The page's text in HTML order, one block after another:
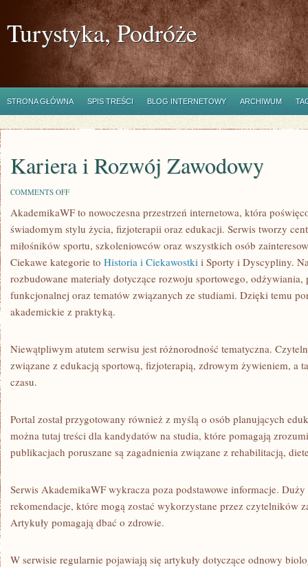
Turystyka, Podróże
STRONA GŁÓWNA SPIS TREŚCI BLOG INTERNETOWY ARCHIWUM
Kariera i Rozwój Zawodowy
COMMENTS OFFON
I
ZAWODOWY
AkademikaWF to nowoczesna przestrzeń internetowa, która
świadomym stylu życia, fizjoterapii oraz edukacji. Serwis tworzy
miłośników sportu, szkoleniowców oraz wszystkich osób
Ciekawe kategorie to Historia i Ciekawostki i Sporty i Dyscypliny.
rozbudowane materiały dotyczące rozwoju sportowego,
funkcjonalnej oraz tematów związanych ze studiami. Dzięki temu
akademickie z praktyką.
Niewątpliwym atutem serwisu jest różnorodność tematyczna.
związane z edukacją sportową, fizjoterapią, zdrowym żywieniem, a
czasu.
Portal został przygotowany również z myślą o osób planujących
można tutaj treści dla kandydatów na studia, które pomagają
publikacjach poruszane są zagadnienia związane z rehabilitacją,
Serwis AkademikaWF wykracza poza podstawowe informacje.
rekomendacje, które mogą zostać wykorzystane przez czytelników
Artykuły pomagają dbać o zdrowie.
W serwisie regularnie pojawiają się artykuły dotyczące odnowy